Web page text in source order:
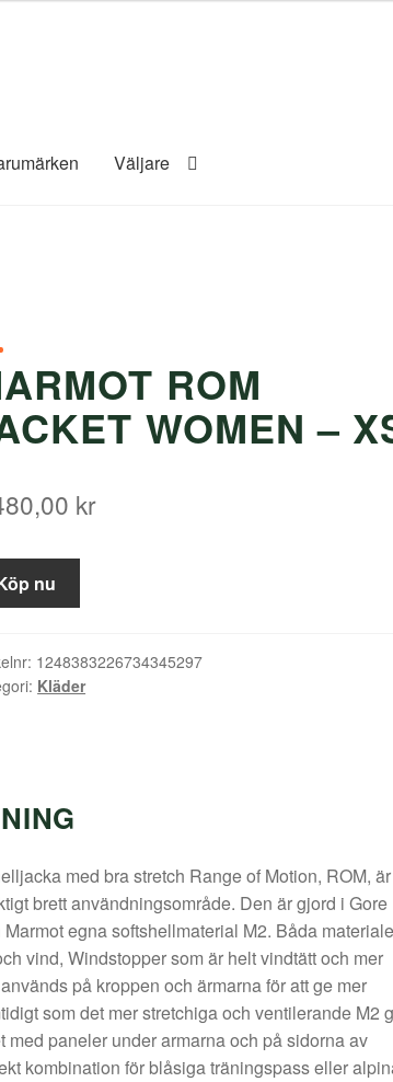
Väljare
ROM
WOMEN –
kr
nu
1248383226734345297
Kläder
med bra stretch Range of Motion, ROM, är
brett användningsområde. Den är gjord i Gore
egna softshellmaterial M2. Båda
vind, Windstopper som är helt vindtätt och mer
på kroppen och ärmarna för att ge mer
som det mer stretchiga och ventilerande M2
med paneler under armarna och på sidorna av
kombination för blåsiga träningspass eller